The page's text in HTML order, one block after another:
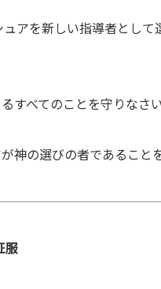
アを新しい指導者とし
すべてのことを守りなさ
神の選びの者であること
服